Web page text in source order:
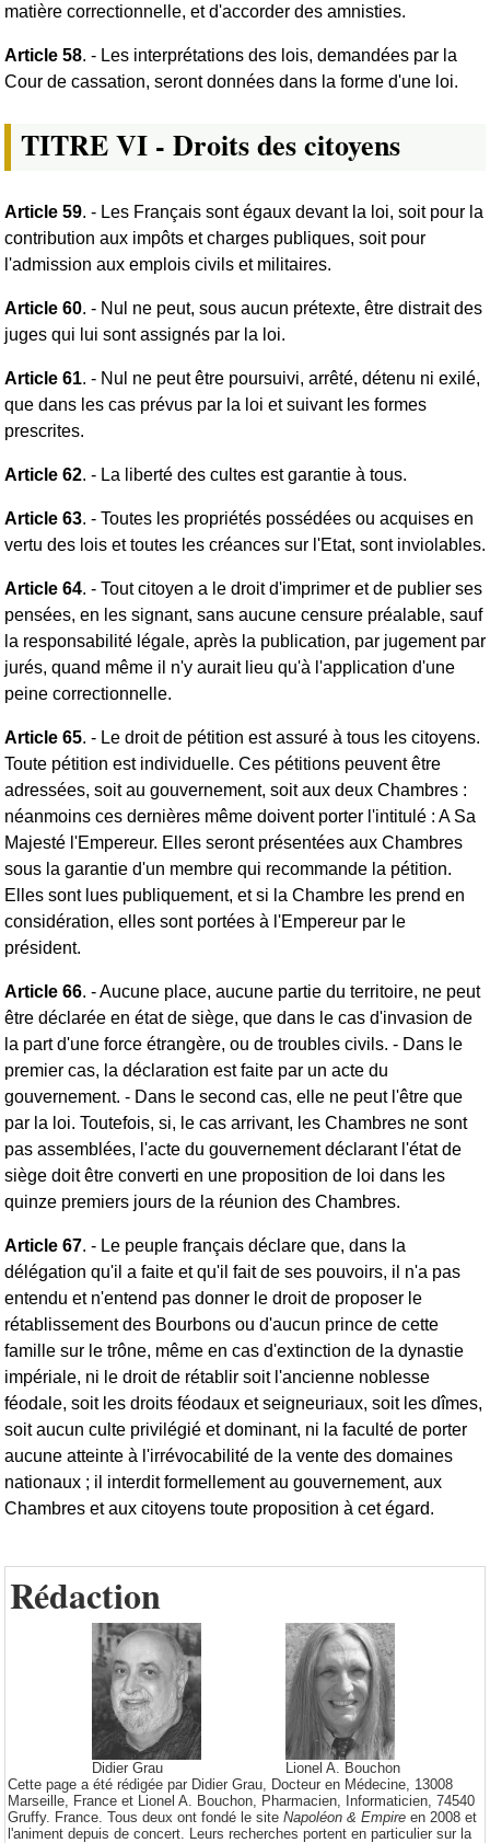
matière correctionnelle, et d'accorder des amnisties.
Article 58. - Les interprétations des lois, demandées par la
Cour de cassation, seront données dans la forme d'une loi.
TITRE VI - Droits des citoyens
Article 59. - Les Français sont égaux devant la loi, soit pour la
contribution aux impôts et charges publiques, soit pour
l'admission aux emplois civils et militaires.
Article 60. - Nul ne peut, sous aucun prétexte, être distrait des
juges qui lui sont assignés par la loi.
Article 61. - Nul ne peut être poursuivi, arrêté, détenu ni exilé,
que dans les cas prévus par la loi et suivant les formes
prescrites.
Article 62. - La liberté des cultes est garantie à tous.
Article 63. - Toutes les propriétés possédées ou acquises en
vertu des lois et toutes les créances sur l'Etat, sont inviolables.
Article 64. - Tout citoyen a le droit d'imprimer et de publier ses
pensées, en les signant, sans aucune censure préalable, sauf
la responsabilité légale, après la publication, par jugement par
jurés, quand même il n'y aurait lieu qu'à l'application d'une
peine correctionnelle.
Article 65. - Le droit de pétition est assuré à tous les citoyens.
Toute pétition est individuelle. Ces pétitions peuvent être
adressées, soit au gouvernement, soit aux deux Chambres :
néanmoins ces dernières même doivent porter l'intitulé : A Sa
Majesté l'Empereur. Elles seront présentées aux Chambres
sous la garantie d'un membre qui recommande la pétition.
Elles sont lues publiquement, et si la Chambre les prend en
considération, elles sont portées à l'Empereur par le
président.
Article 66. - Aucune place, aucune partie du territoire, ne peut
être déclarée en état de siège, que dans le cas d'invasion de
la part d'une force étrangère, ou de troubles civils. - Dans le
premier cas, la déclaration est faite par un acte du
gouvernement. - Dans le second cas, elle ne peut l'être que
par la loi. Toutefois, si, le cas arrivant, les Chambres ne sont
pas assemblées, l'acte du gouvernement déclarant l'état de
siège doit être converti en une proposition de loi dans les
quinze premiers jours de la réunion des Chambres.
Article 67. - Le peuple français déclare que, dans la
délégation qu'il a faite et qu'il fait de ses pouvoirs, il n'a pas
entendu et n'entend pas donner le droit de proposer le
rétablissement des Bourbons ou d'aucun prince de cette
famille sur le trône, même en cas d'extinction de la dynastie
impériale, ni le droit de rétablir soit l'ancienne noblesse
féodale, soit les droits féodaux et seigneuriaux, soit les dîmes,
soit aucun culte privilégié et dominant, ni la faculté de porter
aucune atteinte à l'irrévocabilité de la vente des domaines
nationaux ; il interdit formellement au gouvernement, aux
Chambres et aux citoyens toute proposition à cet égard.
Rédaction
Didier Grau
Lionel A. Bouchon
Cette page a été rédigée par Didier Grau, Docteur en Médecine, 13008
Marseille, France et Lionel A. Bouchon, Pharmacien, Informaticien, 74540
Gruffy. France. Tous deux ont fondé le site Napoléon & Empire en 2008 et
l'animent depuis de concert. Leurs recherches portent en particulier sur la